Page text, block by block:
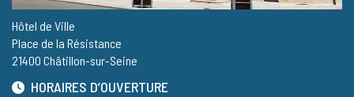
Hôtel de Ville
Place de la Résistance
21400 Châtillon-sur-Seine
HORAIRES D’OUVERTURE